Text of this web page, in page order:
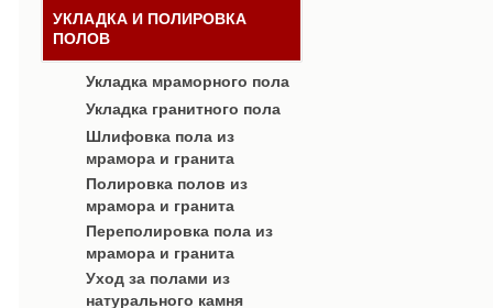
УКЛАДКА И ПОЛИРОВКА
ПОЛОВ
Укладка мраморного пола
Укладка гранитного пола
Шлифовка пола из
мрамора и гранита
Полировка полов из
мрамора и гранита
Переполировка пола из
мрамора и гранита
Уход за полами из
натурального камня